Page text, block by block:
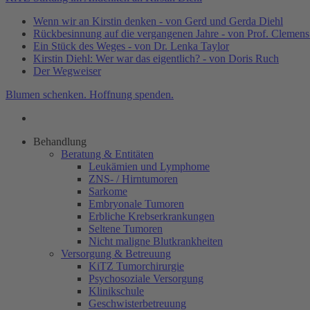
Wenn wir an Kirstin denken - von Gerd und Gerda Diehl
Rückbesinnung auf die vergangenen Jahre - von Prof.
Ein Stück des Weges - von Dr. Lenka Taylor
Kirstin Diehl: Wer war das eigentlich? - von Doris Ruch
Der Wegweiser
Blumen schenken. Hoffnung spenden.
Behandlung
Beratung & Entitäten
Leukämien und Lymphome
ZNS- / Hirntumoren
Sarkome
Embryonale Tumoren
Erbliche Krebserkrankungen
Seltene Tumoren
Nicht maligne Blutkrankheiten
Versorgung & Betreuung
KiTZ Tumorchirurgie
Psychosoziale Versorgung
Klinikschule
Geschwisterbetreuung